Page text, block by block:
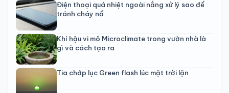
Điện thoại quá nhiệt ngoài nắng xử lý sao để
tránh cháy nổ
Khí hậu vi mô Microclimate trong vườn nhà là
gì và cách tạo ra
Tia chớp lục Green flash lúc mặt trời lặn